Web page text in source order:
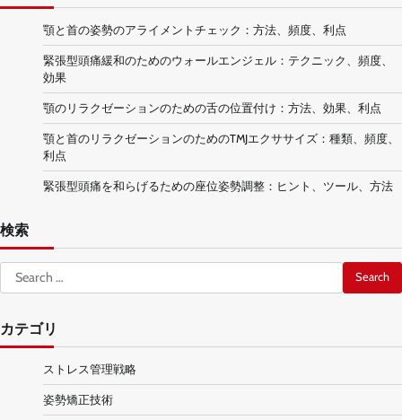
顎と首の姿勢のアライメントチェック：方法、頻度、利点
緊張型頭痛緩和のためのウォールエンジェル：テクニック、頻度、
効果
顎のリラクゼーションのための舌の位置付け：方法、効果、利点
顎と首のリラクゼーションのためのTMJエクササイズ：種類、頻度、
利点
緊張型頭痛を和らげるための座位姿勢調整：ヒント、ツール、方法
検索
Search
for:
カテゴリ
ストレス管理戦略
姿勢矯正技術